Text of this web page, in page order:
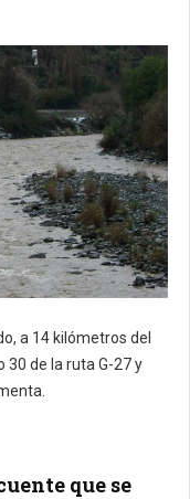
a 14 kilómetros del
30 de la ruta G-27 y
que se